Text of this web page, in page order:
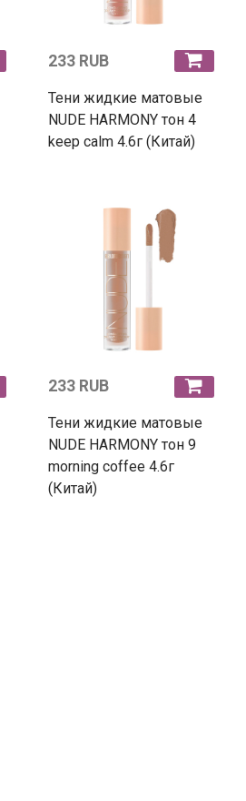
233 RUB
Тени жидкие матовые
NUDE HARMONY тон 4
keep calm 4.6г (Китай)
233 RUB
Тени жидкие матовые
NUDE HARMONY тон 9
morning coffee 4.6г
(Китай)